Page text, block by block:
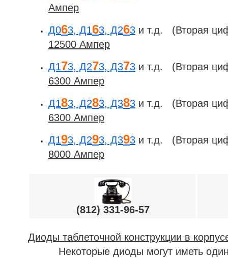
Ампер
Д063, Д163, Д263 и т.д. (Вторая
12500 Ампер
Д173, Д273, Д373 и т.д. (Вторая
6300 Ампер
Д183, Д283, Д383 и т.д. (Вторая
6300 Ампер
Д193, Д293, Д393 и т.д. (Вторая
8000 Ампер
(812) 331-96-57
Диоды таблеточной конструкции в
Некоторые диоды могут иметь